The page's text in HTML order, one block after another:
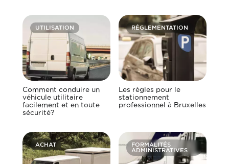
UTILISATION
Comment conduire un
véhicule utilitaire
facilement et en toute
sécurité?
RÉGLEMENTATION
Les règles pour le
stationnement
professionnel à Bruxelles
ACHAT
FORMALITÉS
ADMINISTRATIVES